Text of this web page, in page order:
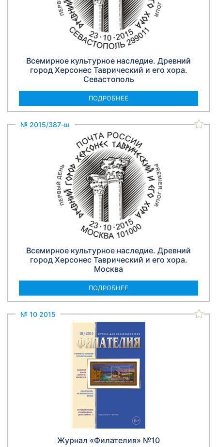
Всемирное культурное наследие. Древний
город Херсонес Таврический и его хорa.
Севастополь
ПОДРОБНЕЕ
№ 2015/387-ш
Всемирное культурное наследие. Древний
город Херсонес Таврический и его хорa.
Москва
ПОДРОБНЕЕ
№ 10 2015
Журнал «Филателия» №10